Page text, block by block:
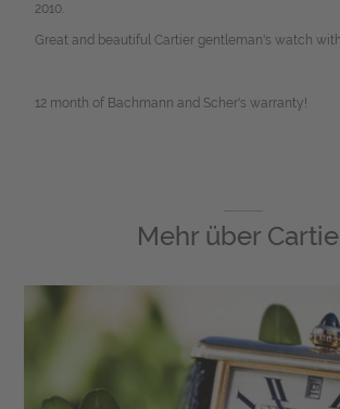
2010.
Great and beautiful Cartier gentleman's watch
12 month of Bachmann and Scher's warranty!
Mehr über